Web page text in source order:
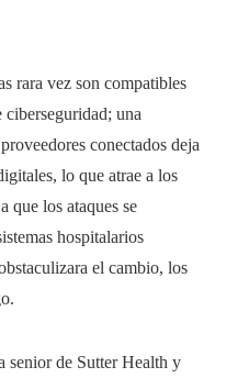
rara vez son compatibles
ciberseguridad; una
conectados deja
lo que atrae a los
que los ataques se
hospitalarios
el cambio, los
senior de Sutter Health y